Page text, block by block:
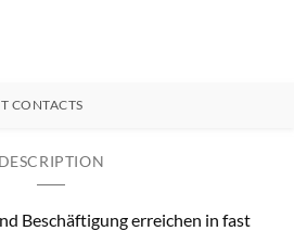
CONTACTS
DESCRIPTION
Beschäftigung erreichen in fast